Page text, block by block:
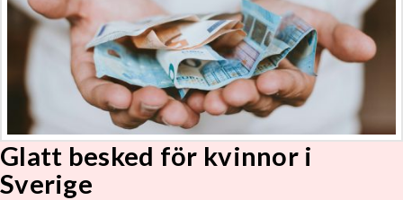
Glatt besked för kvinnor i
Sverige